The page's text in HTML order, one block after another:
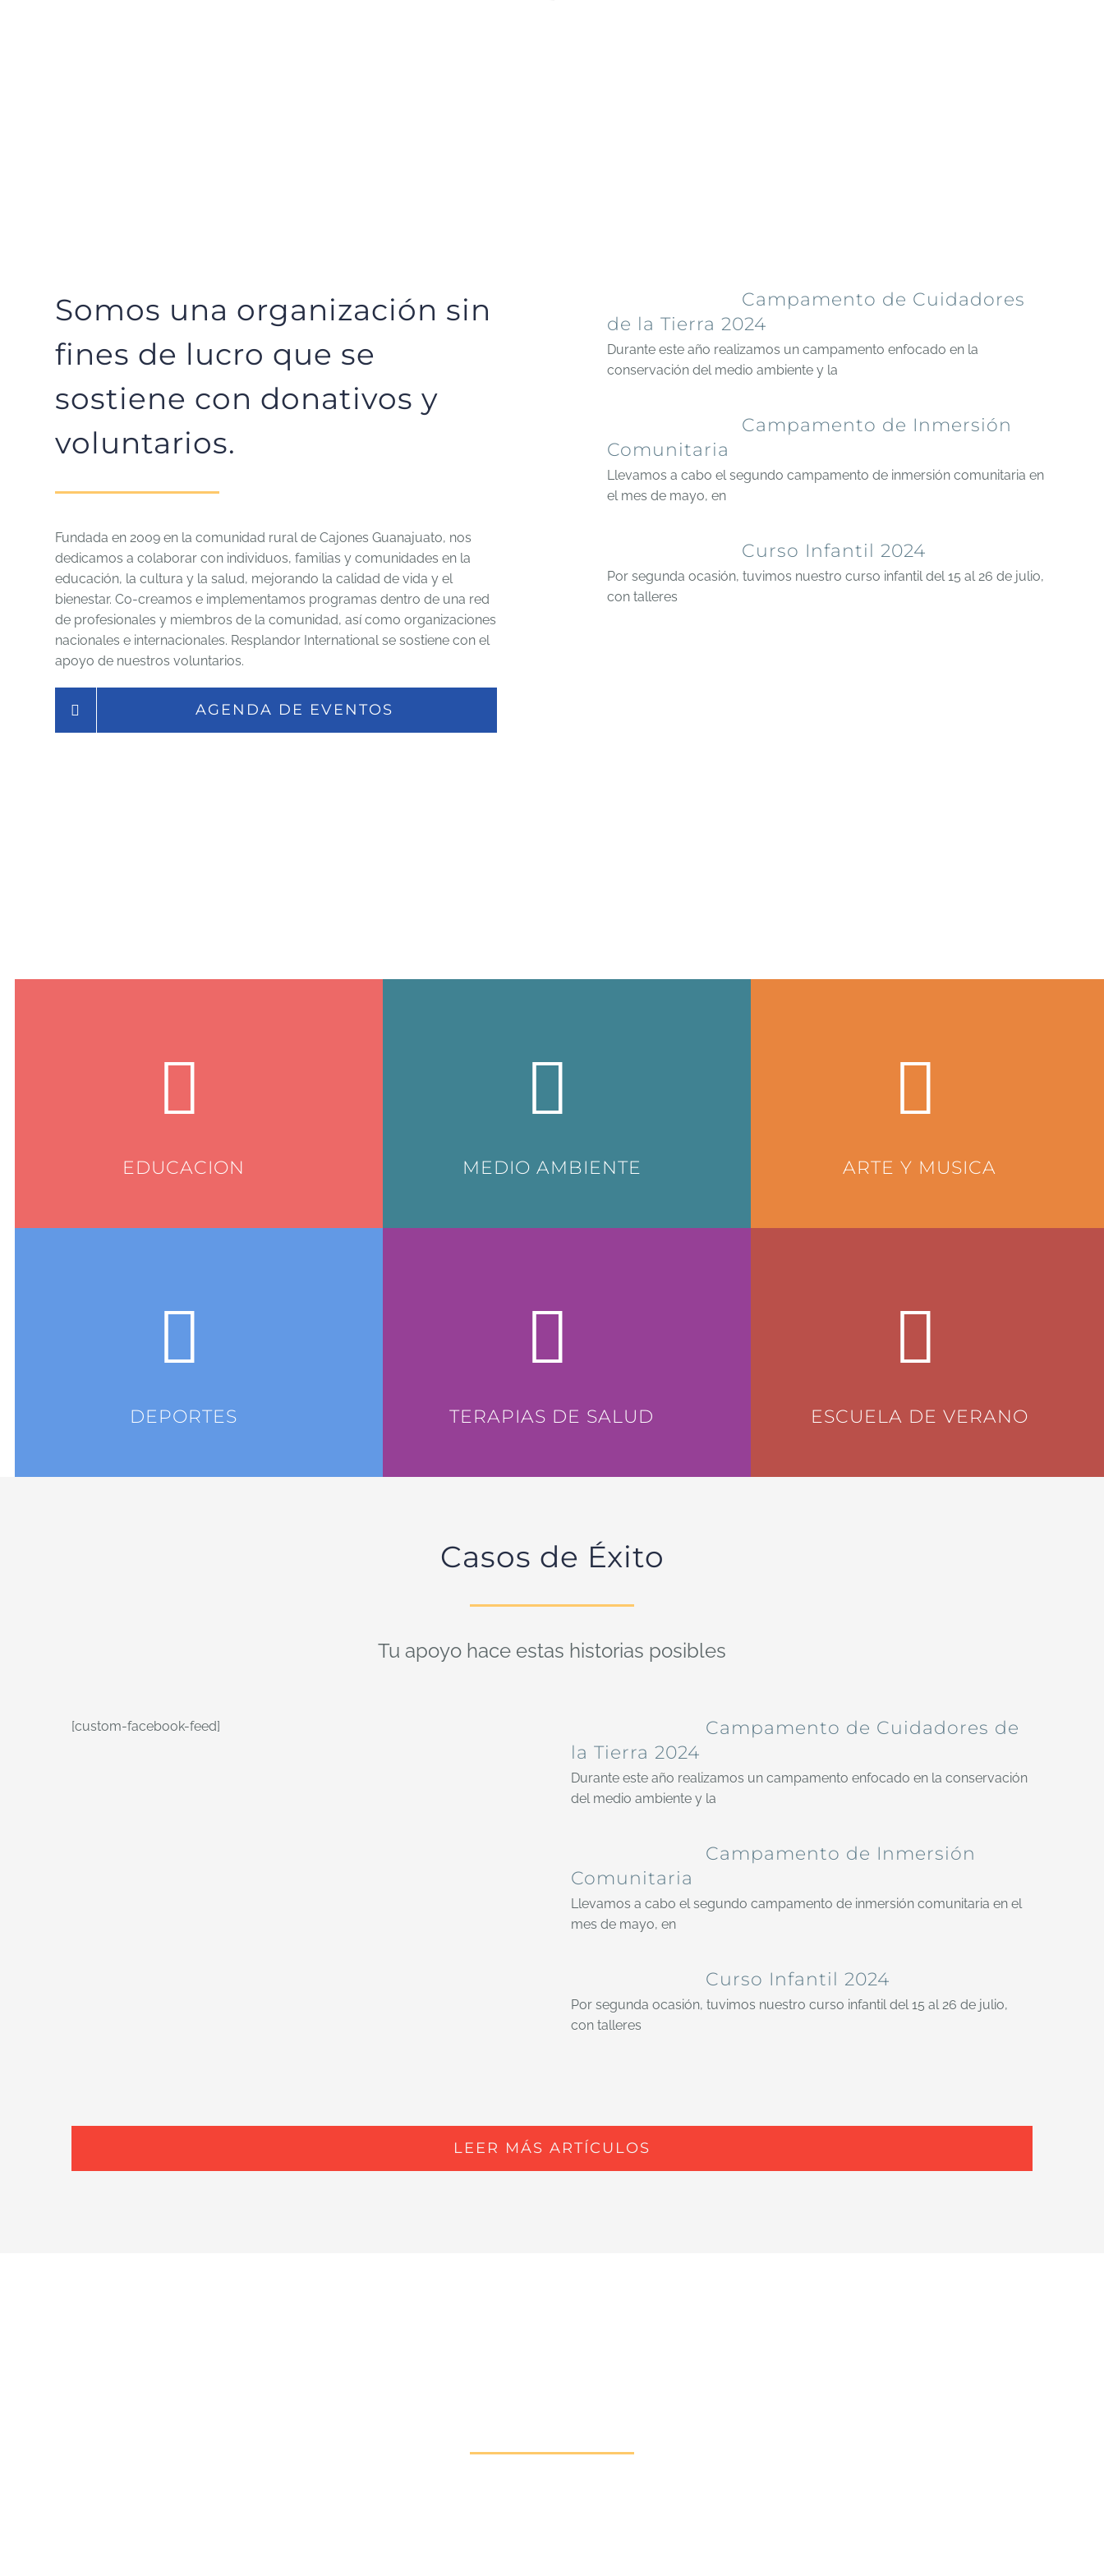
Somos una organización sin
fines de lucro que se
sostiene con donativos y
voluntarios.
Fundada en 2009 en la comunidad rural de Cajones Guanajuato, nos
dedicamos a colaborar con individuos, familias y comunidades en la
educación, la cultura y la salud, mejorando la calidad de vida y el
bienestar. Co-creamos e implementamos programas dentro de una red
de profesionales y miembros de la comunidad, así como organizaciones
nacionales e internacionales. Resplandor International se sostiene con el
apoyo de nuestros voluntarios.
AGENDA DE EVENTOS
Campamento de Cuidadores
de la Tierra 2024
Durante este año realizamos un campamento enfocado en la
conservación del medio ambiente y la
Campamento de Inmersión
Comunitaria
Llevamos a cabo el segundo campamento de inmersión comunitaria en
el mes de mayo, en
Curso Infantil 2024
Por segunda ocasión, tuvimos nuestro curso infantil del 15 al 26 de julio,
con talleres
EDUCACION MEDIO AMBIENTE ARTE Y MUSICA
DEPORTES TERAPIAS DE SALUD ESCUELA DE VERANO
Casos de Éxito
Tu apoyo hace estas historias posibles
[custom-facebook-feed]
Campamento de Cuidadores de
la Tierra 2024
Durante este año realizamos un campamento enfocado en la conservación
del medio ambiente y la
Campamento de Inmersión
Comunitaria
Llevamos a cabo el segundo campamento de inmersión comunitaria en el
mes de mayo, en
Curso Infantil 2024
Por segunda ocasión, tuvimos nuestro curso infantil del 15 al 26 de julio,
con talleres
LEER MÁS ARTÍCULOS